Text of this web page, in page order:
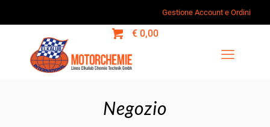
Gestione Account e Ordini
0
€ 0,00
Negozio